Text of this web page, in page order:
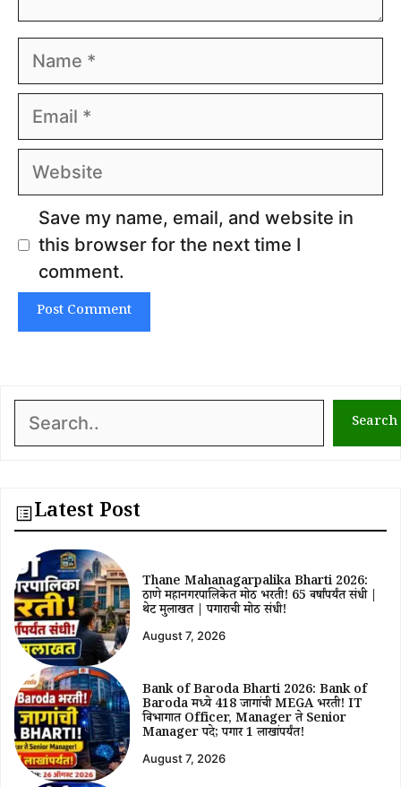
Name
Email
Website
Save my name, email, and website in
this browser for the next time I
comment.
Search Search
Latest Post
Thane Mahanagarpalika Bharti 2026:
ठाणे महानगरपालिकेत मोठी भरती! 65 वर्षांपर्यंत संधी |
थेट मुलाखत | पगाराची मोठी संधी!
August 7, 2026
Bank of Baroda Bharti 2026: Bank of
Baroda मध्ये 418 जागांची MEGA भरती! IT
विभागात Officer, Manager ते Senior
Manager पदे; पगार ₹1 लाखांपर्यंत!
August 7, 2026